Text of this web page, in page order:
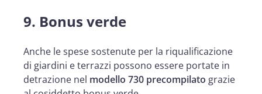
9. Bonus verde
Anche le spese sostenute per la riqualificazione
di giardini e terrazzi possono essere portate in
detrazione nel modello 730 precompilato grazie